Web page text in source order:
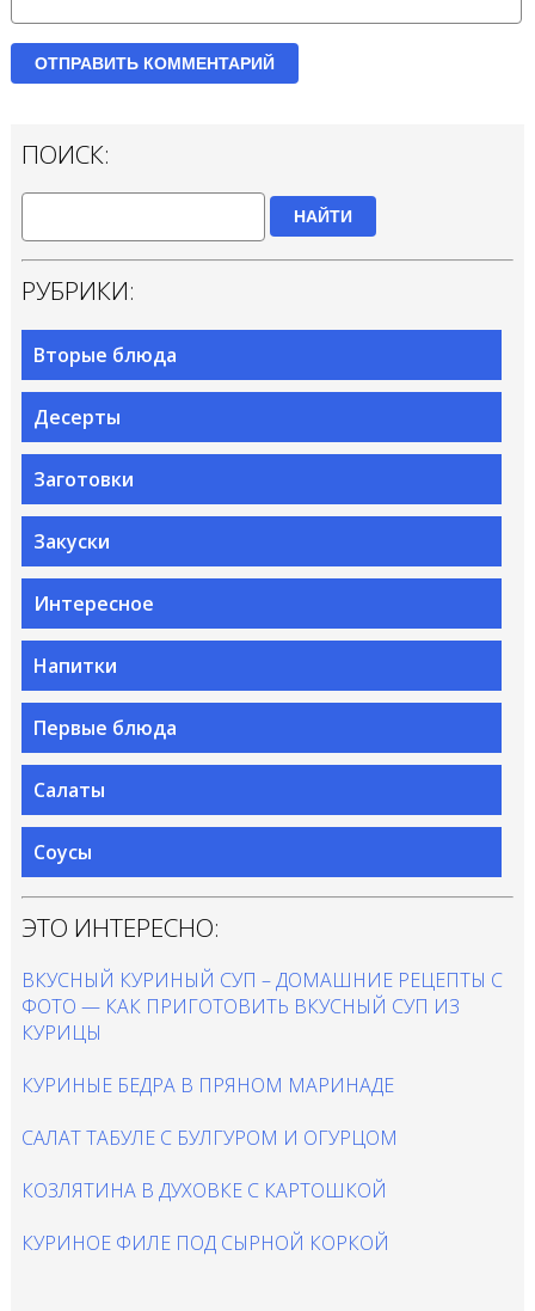
ПОИСК:
НАЙТИ
РУБРИКИ:
Вторые блюда
Десерты
Заготовки
Закуски
Интересное
Напитки
Первые блюда
Салаты
Соусы
ЭТО ИНТЕРЕСНО:
ВКУСНЫЙ КУРИНЫЙ СУП – ДОМАШНИЕ РЕЦЕПТЫ С
ФОТО — КАК ПРИГОТОВИТЬ ВКУСНЫЙ СУП ИЗ
КУРИЦЫ
КУРИНЫЕ БЕДРА В ПРЯНОМ МАРИНАДЕ
САЛАТ ТАБУЛЕ С БУЛГУРОМ И ОГУРЦОМ
КОЗЛЯТИНА В ДУХОВКЕ С КАРТОШКОЙ
КУРИНОЕ ФИЛЕ ПОД СЫРНОЙ КОРКОЙ